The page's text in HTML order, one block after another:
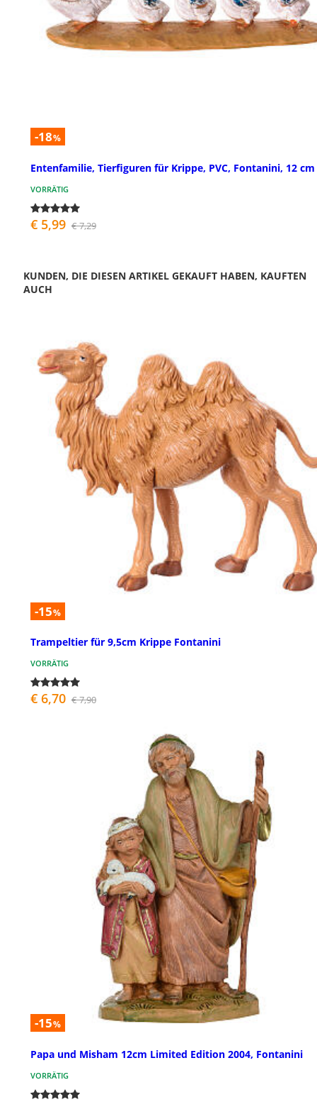
-18%
Entenfamilie, Tierfiguren für Krippe, PVC, Fontanini, 12 cm
VORRÄTIG
€ 5,99 € 7,29
KUNDEN, DIE DIESEN ARTIKEL GEKAUFT HABEN, KAUFTEN
AUCH
-15%
Trampeltier für 9,5cm Krippe Fontanini
VORRÄTIG
€ 6,70 € 7,90
-15%
Papa und Misham 12cm Limited Edition 2004, Fontanini
VORRÄTIG